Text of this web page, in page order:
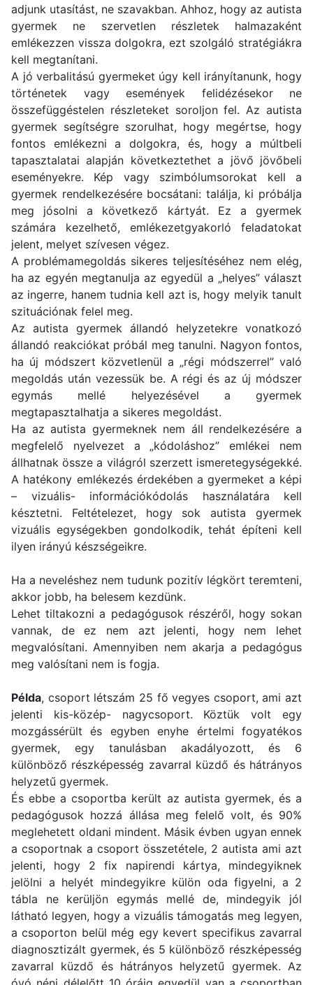
adjunk utasítást, ne szavakban. Ahhoz, hogy az autista
gyermek ne szervetlen részletek halmazaként
emlékezzen vissza dolgokra, ezt szolgáló stratégiákra
kell megtanítani.
A jó verbalitású gyermeket úgy kell irányítanunk, hogy
történetek vagy események felidézésekor ne
összefüggéstelen részleteket soroljon fel. Az autista
gyermek segítségre szorulhat, hogy megértse, hogy
fontos emlékezni a dolgokra, és, hogy a múltbeli
tapasztalatai alapján következtethet a jövő jövőbeli
eseményekre. Kép vagy szimbólumsorokat kell a
gyermek rendelkezésére bocsátani: találja, ki próbálja
meg jósolni a következő kártyát. Ez a gyermek
számára kezelhető, emlékezetgyakorló feladatokat
jelent, melyet szívesen végez.
A problémamegoldás sikeres teljesítéséhez nem elég,
ha az egyén megtanulja az egyedül a „helyes” választ
az ingerre, hanem tudnia kell azt is, hogy melyik tanult
szituációnak felel meg.
Az autista gyermek állandó helyzetekre vonatkozó
állandó reakciókat próbál meg tanulni. Nagyon fontos,
ha új módszert közvetlenül a „régi módszerrel” való
megoldás után vezessük be. A régi és az új módszer
egymás mellé helyezésével a gyermek
megtapasztalhatja a sikeres megoldást.
Ha az autista gyermeknek nem áll rendelkezésére a
megfelelő nyelvezet a „kódoláshoz” emlékei nem
állhatnak össze a világról szerzett ismeretegységekké.
A hatékony emlékezés érdekében a gyermeket a képi
– vizuális- információkódolás használatára kell
késztetni. Feltételezet, hogy sok autista gyermek
vizuális egységekben gondolkodik, tehát építeni kell
ilyen irányú készségeikre.
Ha a neveléshez nem tudunk pozitív légkört teremteni,
akkor jobb, ha belesem kezdünk.
Lehet tiltakozni a pedagógusok részéről, hogy sokan
vannak, de ez nem azt jelenti, hogy nem lehet
megvalósítani. Amennyiben nem akarja a pedagógus
meg valósítani nem is fogja.
Példa, csoport létszám 25 fő vegyes csoport, ami azt
jelenti kis-közép- nagycsoport. Köztük volt egy
mozgássérült és egyben enyhe értelmi fogyatékos
gyermek, egy tanulásban akadályozott, és 6
különböző részképesség zavarral küzdő és hátrányos
helyzetű gyermek.
És ebbe a csoportba került az autista gyermek, és a
pedagógusok hozzá állása meg felelő volt, és 90%
meglehetett oldani mindent. Másik évben ugyan ennek
a csoportnak a csoport összetétele, 2 autista ami azt
jelenti, hogy 2 fix napirendi kártya, mindegyiknek
jelölni a helyét mindegyikre külön oda figyelni, a 2
tábla ne kerüljön egymás mellé de, mindegyik jól
látható legyen, hogy a vizuális támogatás meg legyen,
a csoporton belül még egy kevert specifikus zavarral
diagnosztizált gyermek, és 5 különböző részképesség
zavarral küzdő és hátrányos helyzetű gyermek. Az